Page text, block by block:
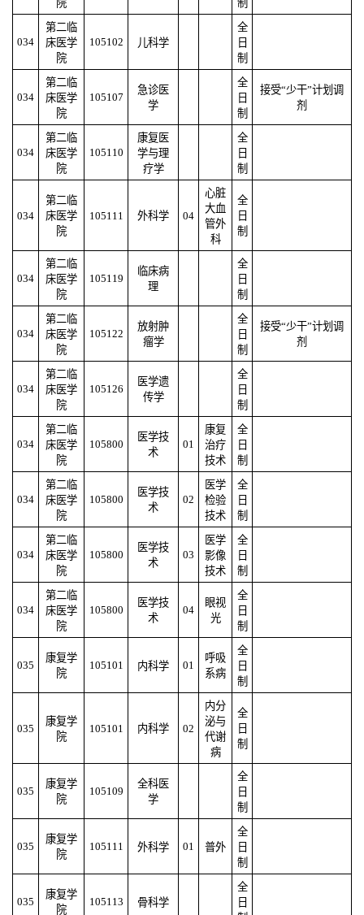
院 制
034
第二临
床医学
院
105102 儿科学
全
日
制
034
第二临
床医学
院
105107
急诊医
学
全
日
制
接受“少干”计划调
剂
034
第二临
床医学
院
105110
康复医
学与理
疗学
全
日
制
034
第二临
床医学
院
105111 外科学 04
心脏
大血
管外
科
全
日
制
034
第二临
床医学
院
105119
临床病
理
全
日
制
034
第二临
床医学
院
105122
放射肿
瘤学
全
日
制
接受“少干”计划调
剂
034
第二临
床医学
院
105126
医学遗
传学
全
日
制
034
第二临
床医学
院
105800
医学技
术
01
康复
治疗
技术
全
日
制
034
第二临
床医学
院
105800
医学技
术
02
医学
检验
技术
全
日
制
034
第二临
床医学
院
105800
医学技
术
03
医学
影像
技术
全
日
制
034
第二临
床医学
院
105800
医学技
术
04
眼视
光
全
日
制
035
康复学
院
105101 内科学 01
呼吸
系病
全
日
制
035
康复学
院
105101 内科学 02
内分
泌与
代谢
病
全
日
制
035
康复学
院
105109
全科医
学
全
日
制
035
康复学
院
105111 外科学 01 普外
全
日
制
035
康复学
院
105113 骨科学
全
日